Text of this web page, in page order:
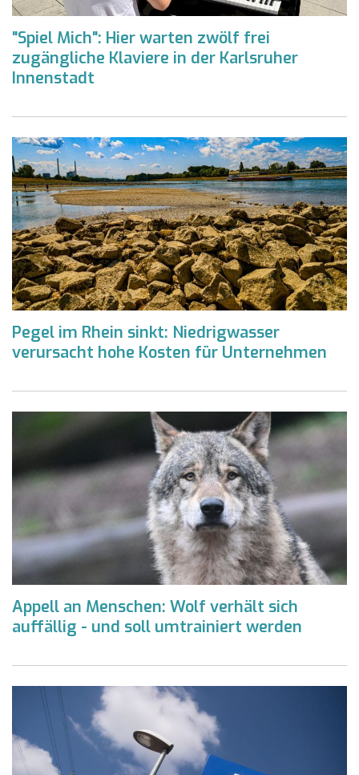
"Spiel Mich": Hier warten zwölf frei
zugängliche Klaviere in der Karlsruher
Innenstadt
Pegel im Rhein sinkt: Niedrigwasser
verursacht hohe Kosten für Unternehmen
Appell an Menschen: Wolf verhält sich
auffällig - und soll umtrainiert werden